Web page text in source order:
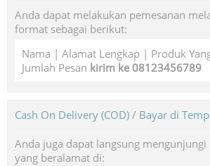
Anda dapat melakukan pemesanan
format sebagai berikut:
Nama | Alamat Lengkap | Produk
Jumlah Pesan kirim ke 08123456789
Cash On Delivery (COD) / Bayar di
Anda juga dapat langsung
yang beralamat di: